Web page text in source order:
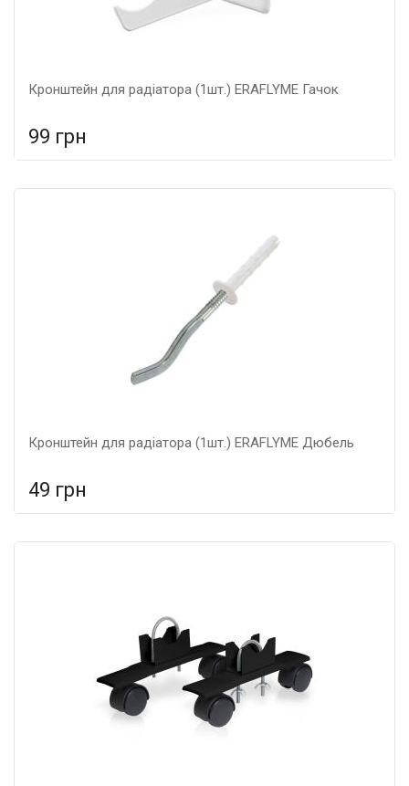
Кронштейн для радіатора (1шт.) ERAFLYME Гачок
99 грн
Кронштейн для радіатора (1шт.) ERAFLYME Дюбель
49 грн